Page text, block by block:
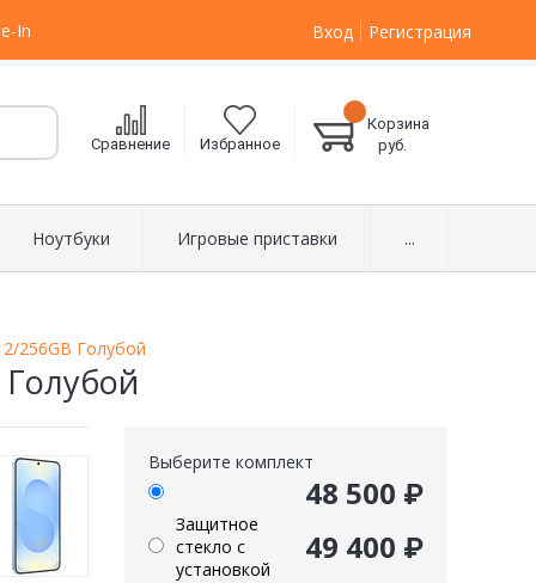
In Вход Регистрация
Сравнение Избранное
Корзина
руб.
Ноутбуки Игровые приставки ...
256GB Голубой
Выберите комплект
48 500 ₽
Защитное
стекло с
установкой
49 400 ₽